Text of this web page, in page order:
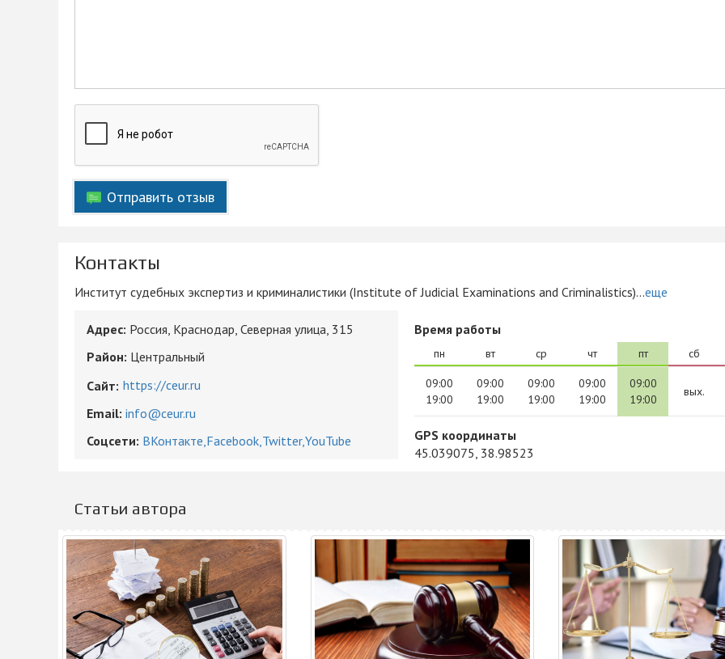
Отправить отзыв
Контакты
Институт судебных экспертиз и криминалистики (Institute of Judicial Examinations and Criminalistics)...еще
Адрес: Россия, Краснодар, Северная улица, 315
Район: Центральный
Сайт: https://ceur.ru
Email: info@ceur.ru
Соцсети: ВКонтакте Facebook Twitter YouTube
Время работы
пн
09:00
19:00
вт
09:00
19:00
ср
09:00
19:00
чт
09:00
19:00
пт
09:00
19:00
сб
вых.
GPS координаты
45.039075, 38.98523
Статьи автора